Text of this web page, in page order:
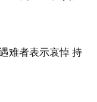
难者表示哀悼 持